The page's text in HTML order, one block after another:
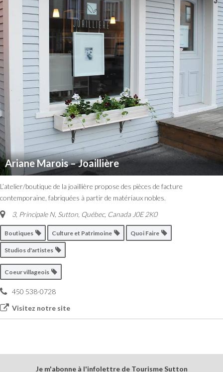
Ariane Marois – Joaillière
L’atelier/boutique de la joaillière propose des pièces de facture
contemporaine, fabriquées à partir de matériaux nobles.
3, Principale N, Sutton Québec, Canada J0E 2K0
Boutiques Culture et Patrimoine Quoi Faire
Studios d'artistes
Coeur villageois
450 538-0728
Visitez notre site
Je m'abonne à l'infolettre de Tourisme Sutton